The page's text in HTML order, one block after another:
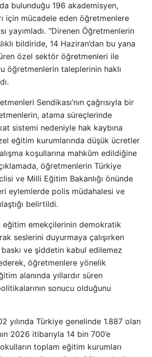
da bulunduğu 196 akademisyen,
için mücadele eden öğretmenlere
yayımladı. “Direnen Öğretmenlerin
bildiride, 14 Haziran’dan bu yana
özel sektör öğretmenleri ile
öğretmenlerin taleplerinin haklı
Sendikası’nın çağrısıyla bir
atama süreçlerinde
sistemi nedeniyle hak kaybına
eğitim kurumlarında düşük ücretler
koşullarına mahkûm edildiğine
öğretmenlerin Türkiye
ve Milli Eğitim Bakanlığı önünde
eylemlerde polis müdahalesi ve
belirtildi.
eğitim emekçilerinin demokratik
seslerini duyurmaya çalışırken
baskı ve şiddetin kabul edilemez
öğretmenlere yönelik
alanında yıllardır süren
sonucu olduğunu
yılında Türkiye genelinde 1.887 olan
2026 itibarıyla 14 bin 700’e
toplam eğitim kurumları